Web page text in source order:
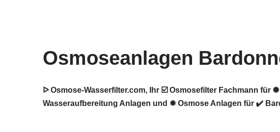
Osmoseanlagen
ᐅ Osmose-Wasserfilter.com, Ihr ☑️ Osmosefilter Fachmann
Wasseraufbereitung Anlagen und ✹ Osmose Anlagen für ✔️